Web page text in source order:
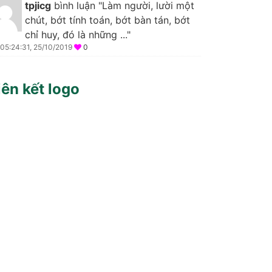
tpjicg bình luận "Làm người, lười một
chút, bớt tính toán, bớt bàn tán, bớt
chỉ huy, đó là những ..."
05:24:31, 25/10/2019 0
kết logo